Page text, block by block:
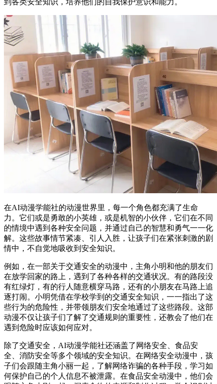
在AI动漫学能社的动漫世界里，每一个角色都充满了生命
力。它们或是勇敢的小英雄，或是机智的小伙伴，它们在不同
的情境中遇到各种安全问题，并通过自己的智慧和勇气一一化
解。这些故事情节紧凑、引人入胜，让孩子们在紧张刺激的剧
情中，不自觉地吸收到安全知识。
例如，在一部关于交通安全的动漫中，主角小明和他的朋友们
在放学回家的路上，遇到了各种各样的交通状况。有的路段没
有红绿灯，有的行人随意横穿马路，还有的小朋友在马路上追
逐打闹。小明凭借在学校学到的交通安全知识，一一指出了这
些行为的危险性，并带领朋友们安全地通过了这些路段。这部
动漫不仅让孩子们了解了交通规则的重要性，还教会了他们在
遇到危险时应该如何应对。
除了交通安全，AI动漫学能社还涵盖了网络安全、食品安
全、消防安全等多个领域的安全知识。在网络安全动漫中，孩
子们会跟随主角小丽一起，了解网络诈骗的各种手段，学习如
何保护自己的个人信息不被泄露。在食品安全动漫中，他们会